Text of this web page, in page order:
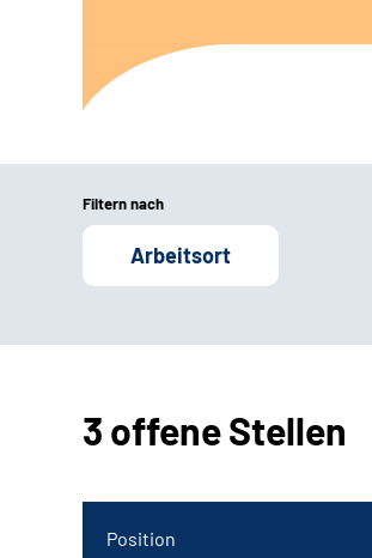
Filtern nach
Arbeitsort
3 offene Stellen
Position